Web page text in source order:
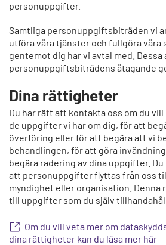
personuppgifter.
Samtliga personuppgiftsbiträden vi
utföra våra tjänster och fullgöra våra
gentemot dig har vi avtal med.
personuppgiftsbiträdens åtagande
Dina rättigheter
Du har rätt att kontakta oss om du
de uppgifter vi har om dig, för att
överföring eller för att begära att vi
behandlingen, för att göra
begära radering av dina uppgifter.
att personuppgifter flyttas från oss
myndighet eller organisation. Denna
till uppgifter som du själv
Om du vill veta mer om
dina rättigheter kan du läsa mer här